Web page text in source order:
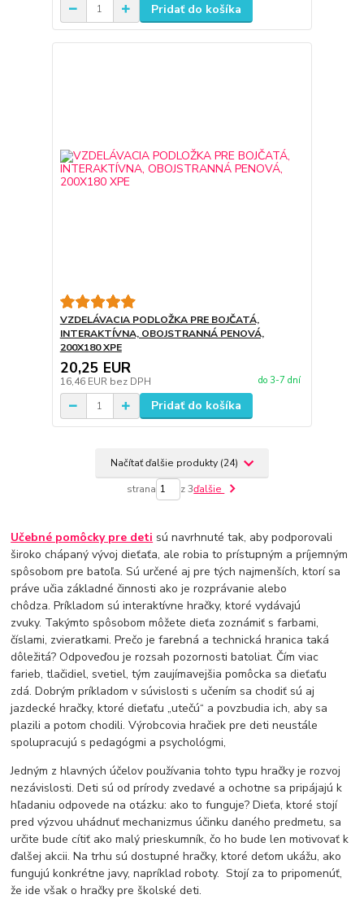
Pridať do košíka
VZDELÁVACIA PODLOŽKA PRE BOJČATÁ,
INTERAKTÍVNA, OBOJSTRANNÁ PENOVÁ,
200X180 XPE
20,25 EUR
16,46 EUR bez DPH do 3-7 dní
Pridať do košíka
Načítať ďalšie produkty (24)
strana z 3ďalšie
Učebné pomôcky pre deti sú navrhnuté tak, aby podporovali
široko chápaný vývoj dieťaťa, ale robia to prístupným a príjemným
spôsobom pre batoľa. Sú určené aj pre tých najmenších, ktorí sa
práve učia základné činnosti ako je rozprávanie alebo
chôdza. Príkladom sú interaktívne hračky, ktoré vydávajú
zvuky. Takýmto spôsobom môžete dieťa zoznámiť s farbami,
číslami, zvieratkami. Prečo je farebná a technická hranica taká
dôležitá? Odpoveďou je rozsah pozornosti batoliat. Čím viac
farieb, tlačidiel, svetiel, tým zaujímavejšia pomôcka sa dieťaťu
zdá. Dobrým príkladom v súvislosti s učením sa chodiť sú aj
jazdecké hračky, ktoré dieťaťu „utečú“ a povzbudia ich, aby sa
plazili a potom chodili. Výrobcovia hračiek pre deti neustále
spolupracujú s pedagógmi a psychológmi,
Jedným z hlavných účelov používania tohto typu hračky je rozvoj
nezávislosti. Deti sú od prírody zvedavé a ochotne sa pripájajú k
hľadaniu odpovede na otázku: ako to funguje? Dieťa, ktoré stojí
pred výzvou uhádnuť mechanizmus účinku daného predmetu, sa
určite bude cítiť ako malý prieskumník, čo ho bude len motivovať k
ďalšej akcii. Na trhu sú dostupné hračky, ktoré deťom ukážu, ako
fungujú konkrétne javy, napríklad roboty. Stojí za to pripomenúť,
že ide však o hračky pre školské deti.